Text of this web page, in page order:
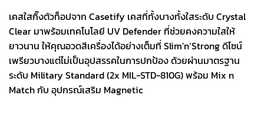
เคสใสกิ๊งตัวท็อปจาก Casetify เคสที่ทั้งบางทั้งใสระดับ Crystal
Clear มาพร้อมเทคโนโลยี UV Defender ที่ช่วยคงความใสให้
ยาวนาน ให้คุณอวดสีเครื่องได้อย่างเต็มที่ Slim’n’Strong ดีไซน์
เพรียวบางแต่ไม่เป็นอุปสรรคในการปกป้อง ด้วยผ่านมาตรฐาน
ระดับ Military Standard (2x MIL-STD-810G) พร้อม Mix n
Match กับ อุปกรณ์เสริม Magnetic